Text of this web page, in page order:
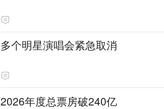
多个明星演唱会紧急取消
2026年度总票房破240亿